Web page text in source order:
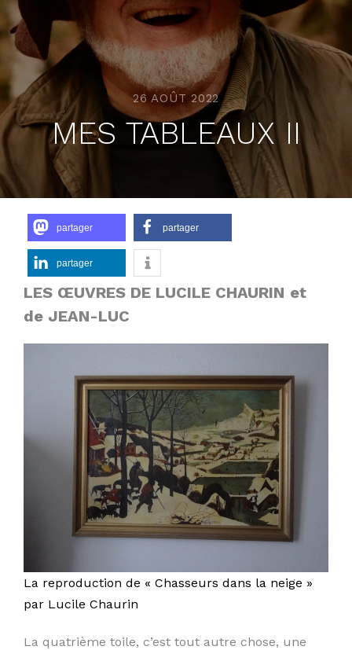
26 AOÛT 2022
MES TABLEAUX II
partager partager
partager
LES ŒUVRES DE LUCILE CHAURIN et
de JEAN-LUC
La reproduction de « Chasseurs dans la neige »
par Lucile Chaurin
La quatrième toile, c’est tout autre chose, une